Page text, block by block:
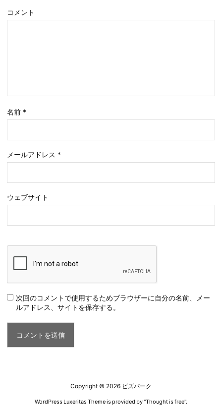
コメント
名前 *
メールアドレス *
ウェブサイト
次回のコメントで使用するためブラウザーに自分の名前、メー
ルアドレス、サイトを保存する。
Copyright © 2026 ビズパーク
WordPress Luxeritas Theme is provided by "Thought is free".